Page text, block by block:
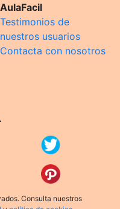
AulaFacil
Testimonios de
nuestros usuarios
Contacta con nosotros
Consulta nuestros